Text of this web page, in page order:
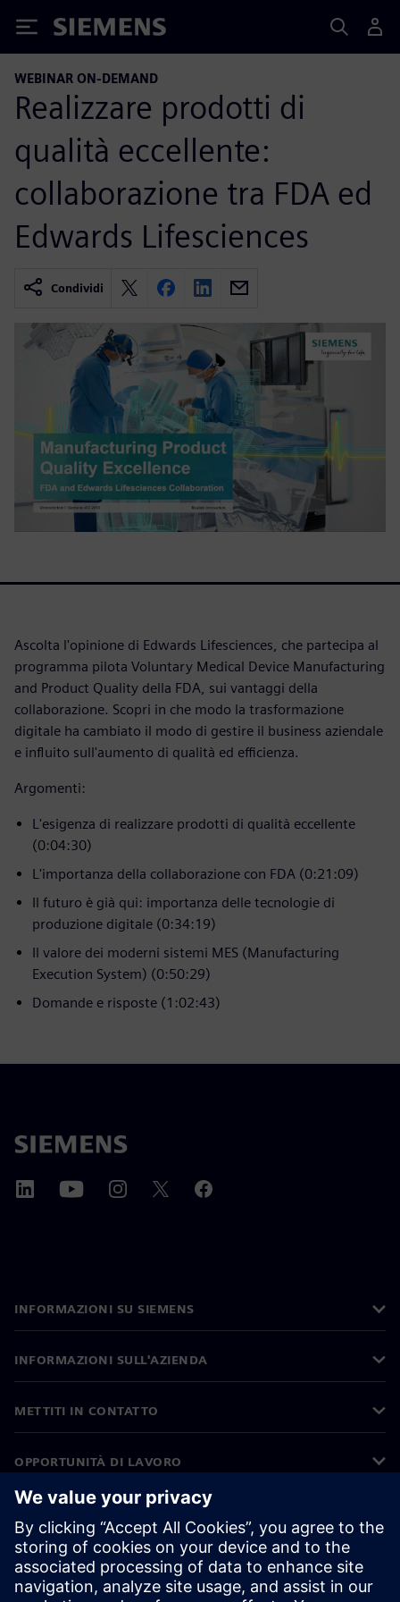
Siemens
WEBINAR ON-DEMAND
Realizzare prodotti di
qualità eccellente:
collaborazione tra FDA ed
Edwards Lifesciences
Condividi
Ascolta l'opinione di Edwards Lifesciences, che partecipa al
programma pilota Voluntary Medical Device Manufacturing
and Product Quality della FDA, sui vantaggi della
collaborazione. Scopri in che modo la trasformazione
digitale ha cambiato il modo di gestire il business aziendale
e influito sull'aumento di qualità ed efficienza.
Argomenti:
L'esigenza di realizzare prodotti di qualità eccellente
(0:04:30)
L'importanza della collaborazione con FDA (0:21:09)
Il futuro è già qui: importanza delle tecnologie di
produzione digitale (0:34:19)
Il valore dei moderni sistemi MES (Manufacturing
Execution System) (0:50:29)
Domande e risposte (1:02:43)
INFORMAZIONI SU SIEMENS
INFORMAZIONI SULL'AZIENDA
METTITI IN CONTATTO
OPPORTUNITÀ DI LAVORO
©Siemens 2026
Informazioni aziendali